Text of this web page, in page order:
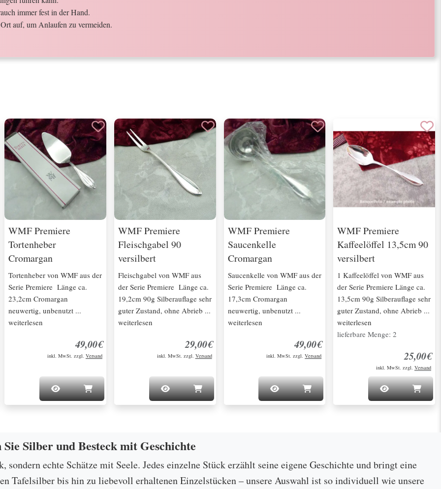
immer fest in der Hand.
auf, um Anlaufen zu vermeiden.
WMF Premiere
Tortenheber
Cromargan
Tortenheber von WMF aus der
Serie Premiere Länge ca.
23,2cm Cromargan
neuwertig, unbenutzt ...
weiterlesen
49,00€
inkl. MwSt. zzgl. Versand
WMF Premiere
Fleischgabel 90
versilbert
Fleischgabel von WMF aus
der Serie Premiere Länge ca.
19,2cm 90g Silberauflage sehr
guter Zustand, ohne Abrieb ...
weiterlesen
29,00€
inkl. MwSt. zzgl. Versand
WMF Premiere
Saucenkelle
Cromargan
Saucenkelle von WMF aus der
Serie Premiere Länge ca.
17,3cm Cromargan
neuwertig, unbenutzt ...
weiterlesen
49,00€
inkl. MwSt. zzgl.Versand
WMF Premiere
Kaffeelöffel 13,5cm 90
versilbert
1 Kaffeelöffel von WMF aus
der Serie Premiere Länge ca.
13,5cm 90g Silberauflage sehr
guter Zustand, ohne Abrieb ...
weiterlesen
lieferbare Menge: 2
25,00€
inkl. MwSt. zzgl. Versand
Silber und Besteck mit Geschichte
echte Schätze mit Seele. Jedes einzelne Stück erzählt seine eigene Geschichte und bringt eine
Tafelsilber bis hin zu liebevoll erhaltenen Einzelstücken – unsere Auswahl ist so individuell wie unsere